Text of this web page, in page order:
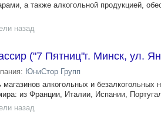
а также алкогольной продукцией,
назад
("7 Пятниц"г. Минск, ул.
ЮниСтор Групп
алкогольных и
из Франции, Италии, Испании,
назад